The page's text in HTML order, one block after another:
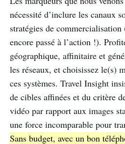
nécessité d’inclure les canaux
stratégies de commercialisation
encore passé à l’action !).
géographique, affinitaire et
les réseaux, et choisissez le(s)
ces systèmes. Travel Insight
de cibles affinées et du critère
vidéo par rapport aux images
une force incomparable pour
Sans budget, avec un bon